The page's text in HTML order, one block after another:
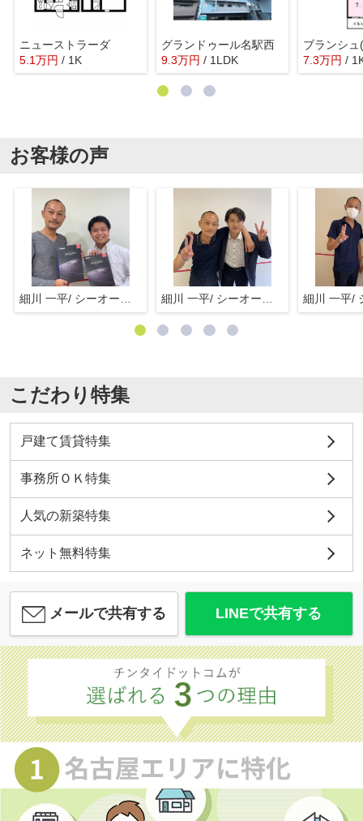
ニューストラーダ
5.1万円 / 1K
グランドゥール名駅西
9.3万円 / 1LDK
ブランシ
7.3万円 /
お客様の声
こだわり特集
戸建て賃貸特集
事務所ＯＫ特集
人気の新築特集
ネット無料特集
メールで共有する LINEで共有する